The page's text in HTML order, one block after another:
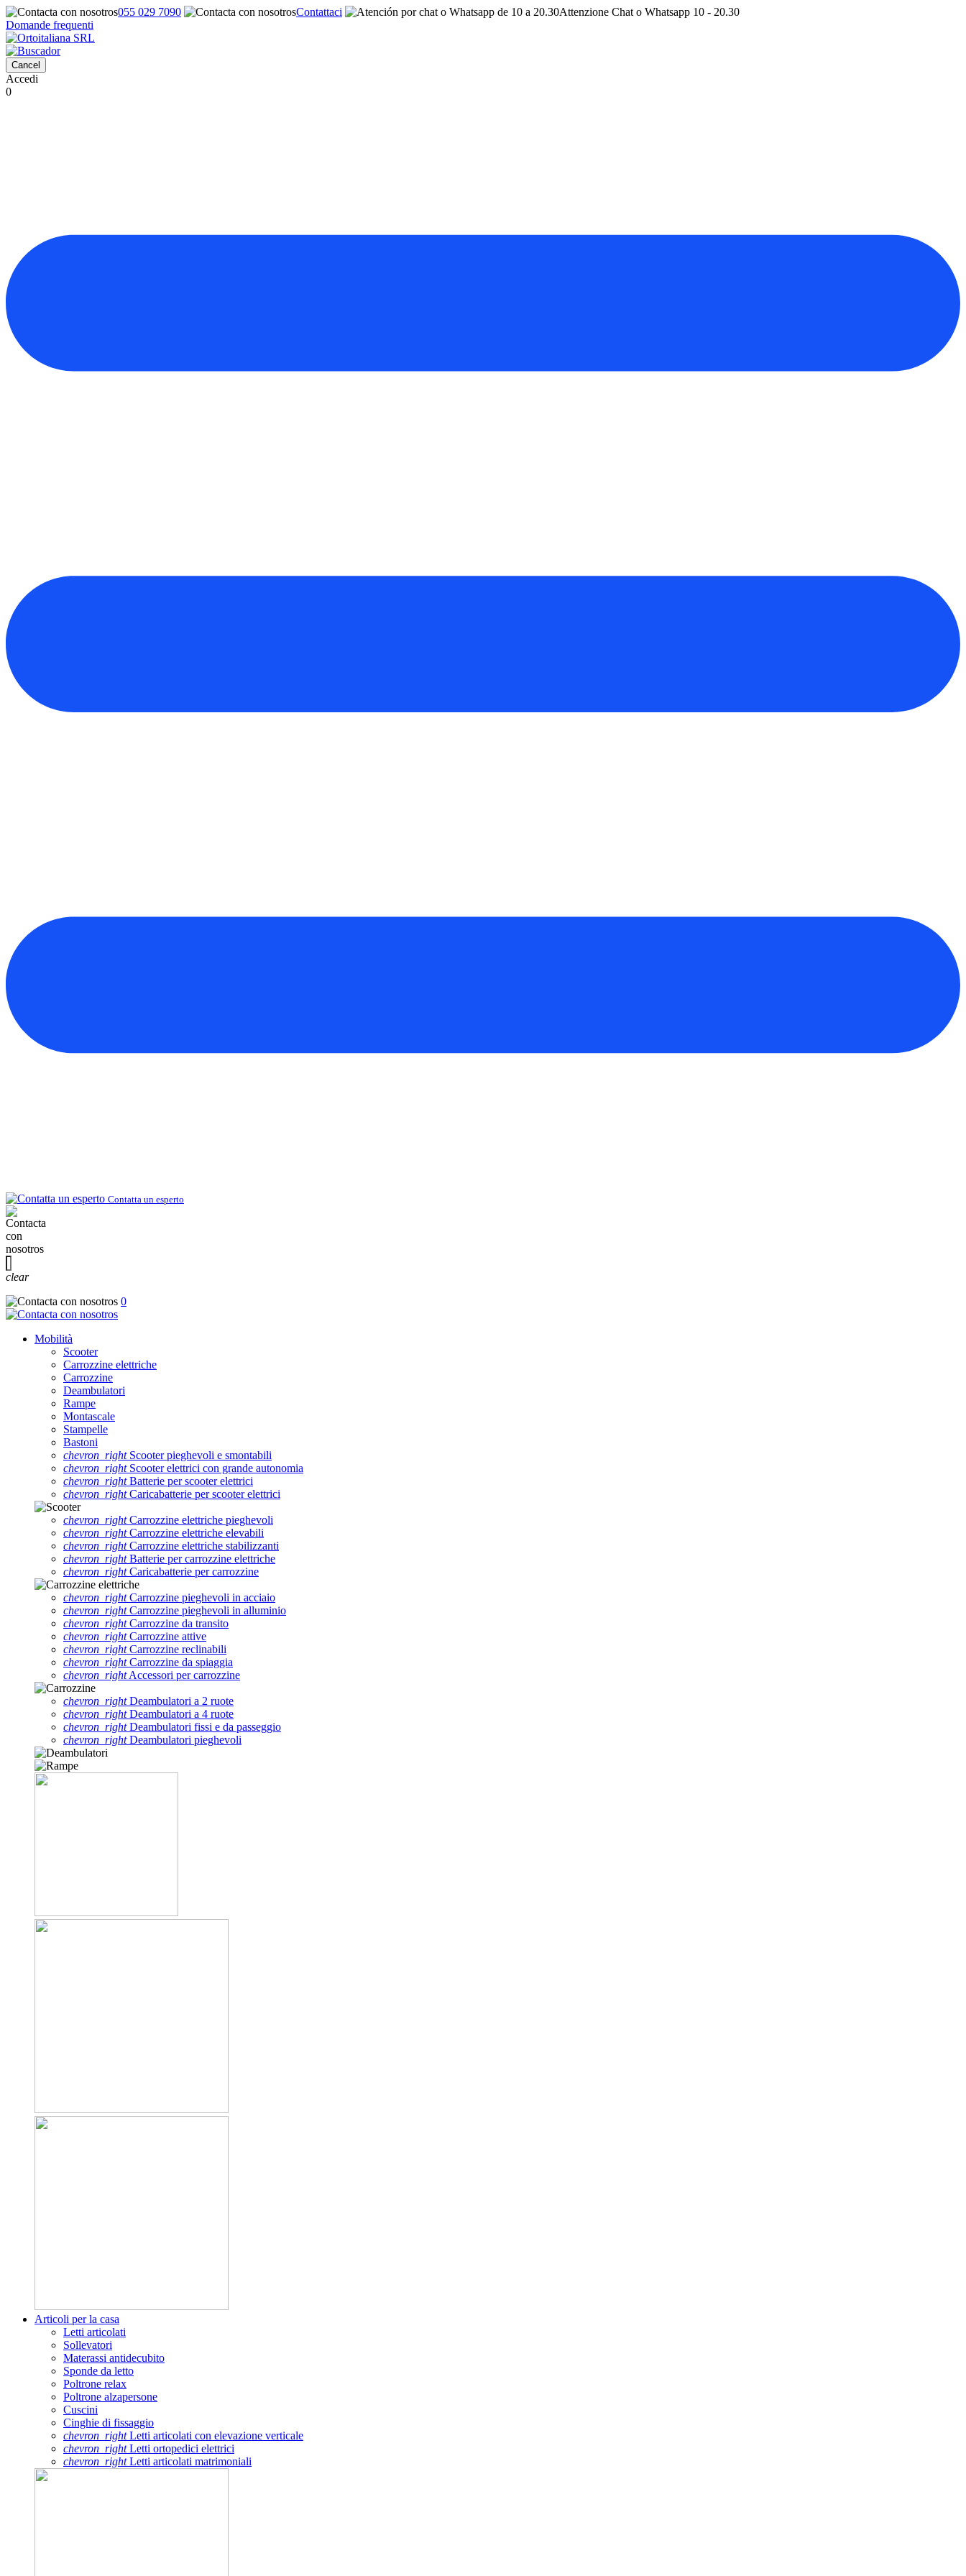
055 029 7090 Contattaci
Attenzione Chat o Whatsapp 10 - 20.30
Domande frequenti
Cancel
Accedi
0
Contatta un esperto
clear
0
Mobilità
Scooter
Carrozzine elettriche
Carrozzine
Deambulatori
Rampe
Montascale
Stampelle
Bastoni
chevron_rightScooter pieghevoli e smontabili
chevron_rightScooter elettrici con grande autonomia
chevron_rightBatterie per scooter elettrici
chevron_rightCaricabatterie per scooter elettrici
chevron_rightCarrozzine elettriche pieghevoli
chevron_rightCarrozzine elettriche elevabili
chevron_rightCarrozzine elettriche stabilizzanti
chevron_rightBatterie per carrozzine elettriche
chevron_rightCaricabatterie per carrozzine
chevron_rightCarrozzine pieghevoli in acciaio
chevron_rightCarrozzine pieghevoli in alluminio
chevron_rightCarrozzine da transito
chevron_rightCarrozzine attive
chevron_rightCarrozzine reclinabili
chevron_rightCarrozzine da spiaggia
chevron_rightAccessori per carrozzine
chevron_rightDeambulatori a 2 ruote
chevron_rightDeambulatori a 4 ruote
chevron_rightDeambulatori fissi e da passeggio
chevron_rightDeambulatori pieghevoli
Articoli per la casa
Letti articolati
Sollevatori
Materassi antidecubito
Sponde da letto
Poltrone relax
Poltrone alzapersone
Cuscini
Cinghie di fissaggio
chevron_rightLetti articolati con elevazione verticale
chevron_rightLetti ortopedici elettrici
chevron_rightLetti articolati matrimoniali